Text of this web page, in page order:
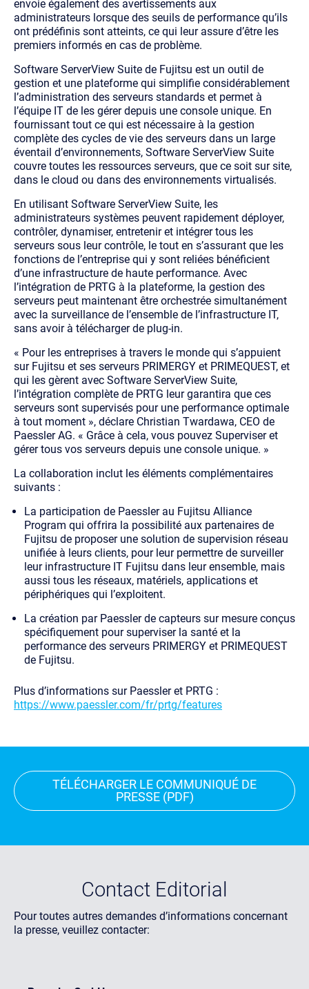
envoie également des avertissements aux
administrateurs lorsque des seuils de performance qu’ils
ont prédéfinis sont atteints, ce qui leur assure d’être les
premiers informés en cas de problème.
Software ServerView Suite de Fujitsu est un outil de
gestion et une plateforme qui simplifie considérablement
l’administration des serveurs standards et permet à
l’équipe IT de les gérer depuis une console unique. En
fournissant tout ce qui est nécessaire à la gestion
complète des cycles de vie des serveurs dans un large
éventail d’environnements, Software ServerView Suite
couvre toutes les ressources serveurs, que ce soit sur site,
dans le cloud ou dans des environnements virtualisés.
En utilisant Software ServerView Suite, les
administrateurs systèmes peuvent rapidement déployer,
contrôler, dynamiser, entretenir et intégrer tous les
serveurs sous leur contrôle, le tout en s’assurant que les
fonctions de l’entreprise qui y sont reliées bénéficient
d’une infrastructure de haute performance. Avec
l’intégration de PRTG à la plateforme, la gestion des
serveurs peut maintenant être orchestrée simultanément
avec la surveillance de l’ensemble de l’infrastructure IT,
sans avoir à télécharger de plug-in.
« Pour les entreprises à travers le monde qui s’appuient
sur Fujitsu et ses serveurs PRIMERGY et PRIMEQUEST, et
qui les gèrent avec Software ServerView Suite,
l’intégration complète de PRTG leur garantira que ces
serveurs sont supervisés pour une performance optimale
à tout moment », déclare Christian Twardawa, CEO de
Paessler AG. « Grâce à cela, vous pouvez Superviser et
gérer tous vos serveurs depuis une console unique. »
La collaboration inclut les éléments complémentaires
suivants :
La participation de Paessler au Fujitsu Alliance
Program qui offrira la possibilité aux partenaires de
Fujitsu de proposer une solution de supervision réseau
unifiée à leurs clients, pour leur permettre de surveiller
leur infrastructure IT Fujitsu dans leur ensemble, mais
aussi tous les réseaux, matériels, applications et
périphériques qui l’exploitent.
La création par Paessler de capteurs sur mesure conçus
spécifiquement pour superviser la santé et la
performance des serveurs PRIMERGY et PRIMEQUEST
de Fujitsu.
Plus d’informations sur Paessler et PRTG :
https://www.paessler.com/fr/prtg/features
TÉLÉCHARGER LE COMMUNIQUÉ DE
PRESSE (PDF)
Contact Editorial
Pour toutes autres demandes d’informations concernant
la presse, veuillez contacter: